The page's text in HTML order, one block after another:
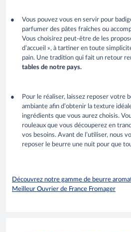
Vous pouvez vous en servir pour
parfumer des pâtes fraîches ou
Vous choisirez peut-être de les
d’accueil », à tartiner en toute
pain. Une tradition qui fait un retour
tables de notre pays.
Pour le réaliser, laissez reposer votre
ambiante afin d’obtenir la texture
ingrédients que vous aurez choisis.
rouleaux que vous découperez en
vos besoins. Avant de l’utiliser, nous
reposer le beurre une nuit pour que
Découvrez notre gamme de beurre
Meilleur Ouvrier de France Fromager